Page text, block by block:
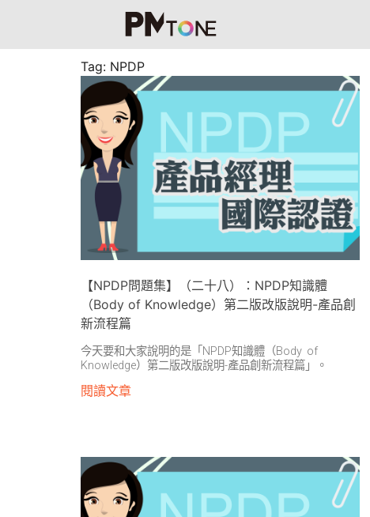
Tag: NPDP
【NPDP問題集】（二十八）：NPDP知識體
（Body of Knowledge）第二版改版說明-產品創
新流程篇
今天要和大家說明的是「NPDP知識體（Body of
Knowledge）第二版改版說明-產品創新流程篇」。
閱讀文章